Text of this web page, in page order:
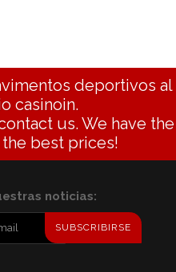
deportivos al
casinoin.
us. We have the
best prices!
noticias:
SUBSCRIBIRSE